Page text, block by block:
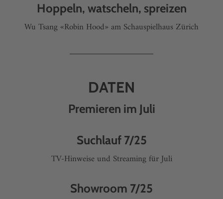
Hoppeln, watscheln, spreizen
Wu Tsang «Robin Hood» am Schauspielhaus Zürich
DATEN
Premieren im Juli
Suchlauf 7/25
TV-Hinweise und Streaming für Juli
Showroom 7/25